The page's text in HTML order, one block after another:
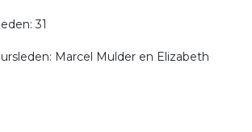
31
Marcel Mulder en Elizabeth